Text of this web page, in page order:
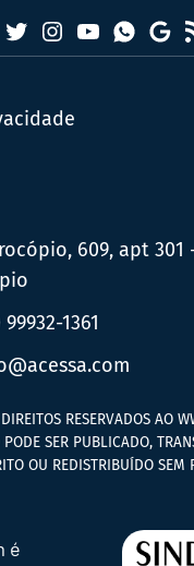
TwitterInstagram
YouTube
News
609, apt 301
1361
RESERVADOS AO
PODE SER PUBLICADO,
OU REDISTRIBUÍDO SEM
é